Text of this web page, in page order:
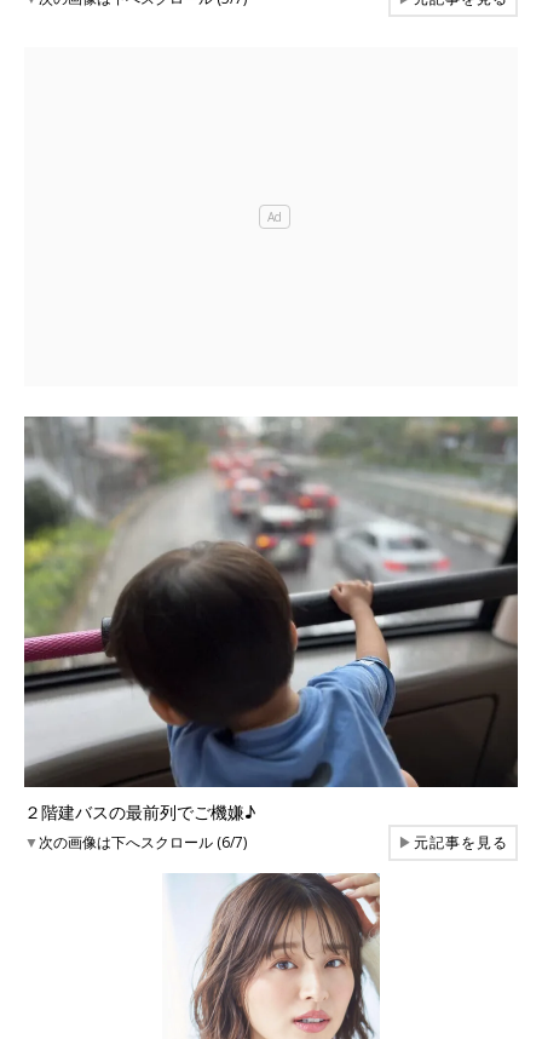
２階建バスの最前列でご機嫌♪
▼次の画像は下へスクロール (6/7) ▶元記事を見る